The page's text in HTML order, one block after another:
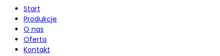
Start
Produkcje
O nas
Oferta
Kontakt